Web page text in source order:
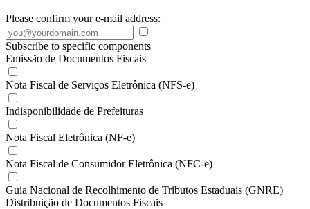
Please confirm your e-mail address:
Subscribe to specific components
Emissão de Documentos Fiscais
Nota Fiscal de Serviços Eletrônica (NFS-e)
Indisponibilidade de Prefeituras
Nota Fiscal Eletrônica (NF-e)
Nota Fiscal de Consumidor Eletrônica (NFC-e)
Guia Nacional de Recolhimento de Tributos Estaduais (GNRE)
Distribuição de Documentos Fiscais